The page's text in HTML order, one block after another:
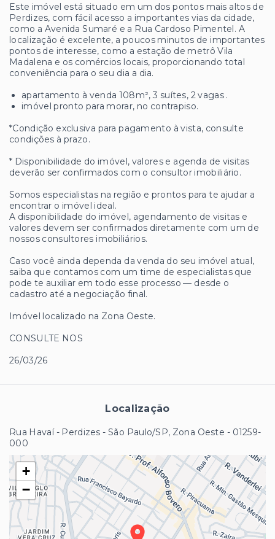
Este imóvel está situado em um dos pontos mais altos de
Perdizes, com fácil acesso a importantes vias da cidade,
como a Avenida Sumaré e a Rua Cardoso Pimentel. A
localização é excelente, a poucos minutos de importantes
pontos de interesse, como a estação de metrô Vila
Madalena e os comércios locais, proporcionando total
conveniência para o seu dia a dia.
apartamento à venda 108m², 3 suítes, 2 vagas .
imóvel pronto para morar, no contrapiso.
*Condição exclusiva para pagamento à vista, consulte
condições à prazo.
* Disponibilidade do imóvel, valores e agenda de visitas
deverão ser confirmados com o consultor imobiliário.
Somos especialistas na região e prontos para te ajudar a
encontrar o imóvel ideal.
A disponibilidade do imóvel, agendamento de visitas e
valores devem ser confirmados diretamente com um de
nossos consultores imobiliários.
Caso você ainda dependa da venda do seu imóvel atual,
saiba que contamos com um time de especialistas que
pode te auxiliar em todo esse processo — desde o
cadastro até a negociação final.
Imóvel localizado na Zona Oeste.
CONSULTE NOS
26/03/26
Localização
Rua Havaí - Perdizes - São Paulo/SP, Zona Oeste - 01259-
000
+
−